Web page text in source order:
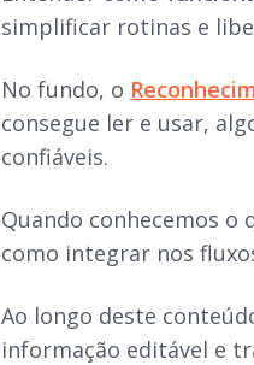
simplificar rotinas e
No fundo, o
consegue ler e usar,
confiáveis.
Quando conhecemos o
como integrar nos
Ao longo deste
informação editável e